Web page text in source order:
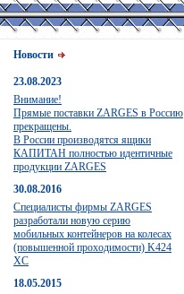
Новости
23.08.2023
Внимание!
Прямые поставки ZARGES в Россию
прекращены.
В России производятся ящики
КАПИТАН полностью идентичные
продукции ZARGES
30.08.2016
Специалисты фирмы ZARGES
разработали новую серию
мобильных контейнеров на колесах
(повышенной проходимости) K424
XC
18.05.2015